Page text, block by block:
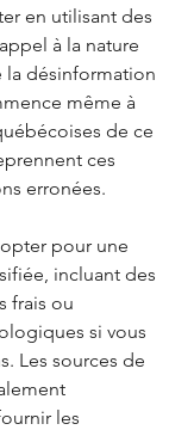
en utilisant des
à la nature
désinformation
même à
de ce
ces
erronées.
pour une
incluant des
frais ou
si vous
Les sources de
les